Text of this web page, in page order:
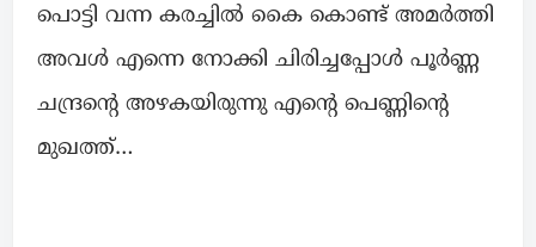
പൊട്ടി വന്ന കരച്ചിൽ കൈ കൊണ്ട് അമർത്തി
അവൾ എന്നെ നോക്കി ചിരിച്ചപ്പോൾ പൂർണ്ണ
ചന്ദ്രന്റെ അഴകയിരുന്നു എന്റെ പെണ്ണിന്റെ
മുഖത്ത്…